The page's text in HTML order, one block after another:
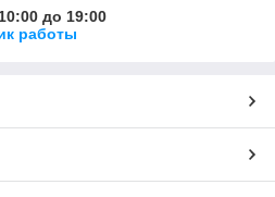
до 19:00
работы